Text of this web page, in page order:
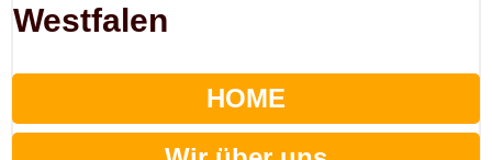
Westfalen
HOME